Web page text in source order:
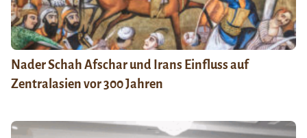
Nader Schah Afschar und Irans Einfluss auf
Zentralasien vor 300 Jahren